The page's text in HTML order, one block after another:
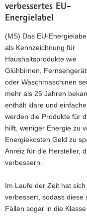
verbessertes EU-
Energielabel
(MS) Das EU-
als Kennzeichnung für
Haushaltsprodukte wie
Glühbirnen,
oder Waschmaschinen
mehr als 25 Jahren
enthält klare und
werden die Produkte für
hilft, weniger Energie zu
Energiekosten Geld zu
Anreiz für die Hersteller,
verbessern.
Im Laufe der Zeit hat
verbessert, sodass diese
Fällen sogar in die